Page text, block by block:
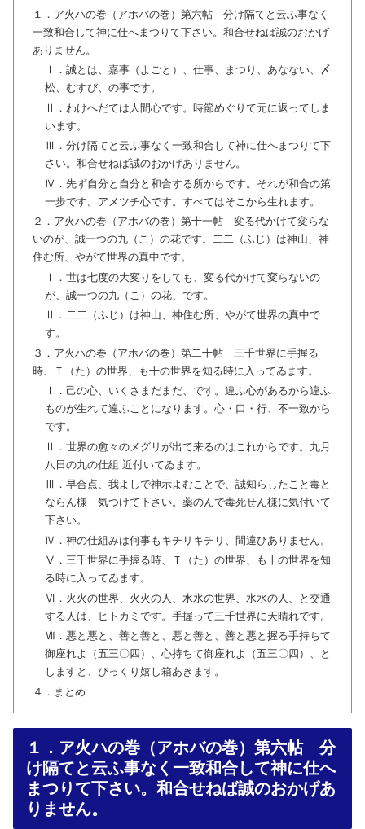
１．ア火ハの巻（アホバの巻）第六帖 分け隔てと云ふ事なく
一致和合して神に仕へまつりて下さい。和合せねば誠のおかげ
ありません。
Ⅰ．誠とは、嘉事（よごと）、仕事、まつり、あなない、〆
松、むすび、の事です。
Ⅱ．わけへだては人間心です。時節めぐりて元に返ってしま
います。
Ⅲ．分け隔てと云ふ事なく一致和合して神に仕へまつりて下
さい。和合せねば誠のおかげありません。
Ⅳ．先ず自分と自分と和合する所からです。それが和合の第
一歩です。アメツチ心です。すべてはそこから生れます。
２．ア火ハの巻（アホバの巻）第十一帖 変る代かけて変らな
いのが、誠一つの九（こ）の花です。二二（ふじ）は神山、神
住む所、やがて世界の真中です。
Ⅰ．世は七度の大変りをしても、変る代かけて変らないの
が、誠一つの九（こ）の花、です。
Ⅱ．二二（ふじ）は神山、神住む所、やがて世界の真中で
す。
３．ア火ハの巻（アホバの巻）第二十帖 三千世界に手握る
時、Ｔ（た）の世界、も十の世界を知る時に入ってゐます。
Ⅰ．己の心、いくさまだまだ、です。違ふ心があるから違ふ
ものが生れて違ふことになります。心・口・行、不一致から
です。
Ⅱ．世界の愈々のメグリが出て来るのはこれからです。九月
八日の九の仕組 近付いてゐます。
Ⅲ．早合点、我よしで神示よむことで、誠知らしたこと毒と
ならん様 気つけて下さい。薬のんで毒死せん様に気付いて
下さい。
Ⅳ．神の仕組みは何事もキチリキチリ、間違ひありません。
Ⅴ．三千世界に手握る時、Ｔ（た）の世界、も十の世界を知
る時に入ってゐます。
Ⅵ．火火の世界、火火の人、水水の世界、水水の人、と交通
する人は、ヒトカミです。手握って三千世界に天晴れです。
Ⅶ．悪と悪と、善と善と、悪と善と、善と悪と握る手持ちて
御座れよ（五三〇四）、心持ちて御座れよ（五三〇四）、と
しますと、びっくり嬉し箱あきます。
４．まとめ
１．ア火ハの巻（アホバの巻）第六帖 分
け隔てと云ふ事なく一致和合して神に仕へ
まつりて下さい。和合せねば誠のおかげあ
りません。